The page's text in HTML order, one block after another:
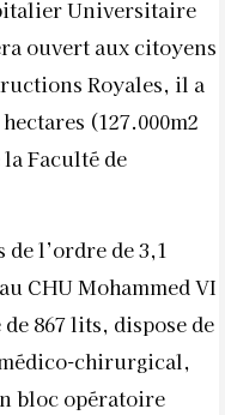
Universitaire
ouvert aux citoyens
Royales, il a
(127.000m2
Faculté de
l’ordre de 3,1
CHU Mohammed VI
867 lits, dispose de
chirurgical,
bloc opératoire